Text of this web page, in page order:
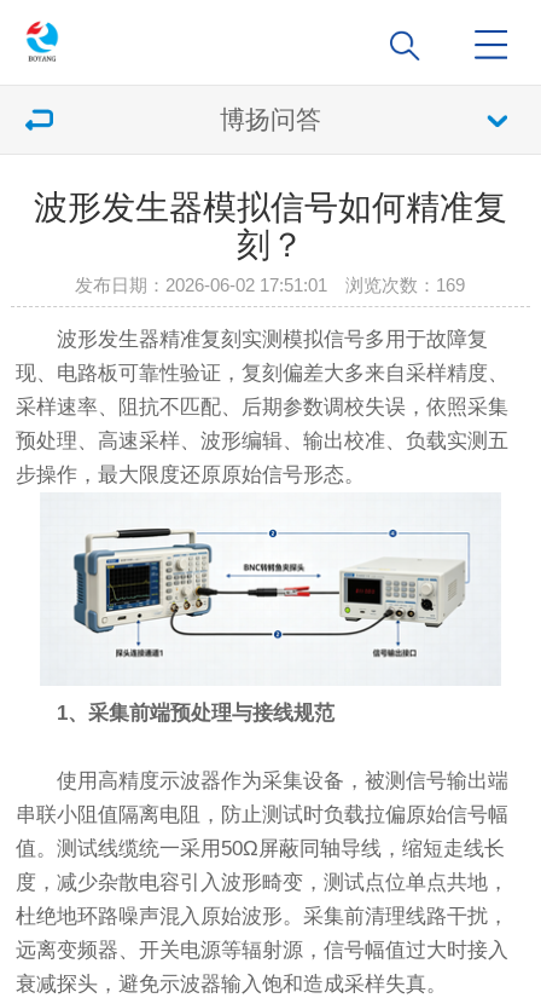
博扬问答
波形发生器模拟信号如何精准复
刻？
发布日期：2026-06-02 17:51:01 浏览次数： 169
波形发生器精准复刻实测模拟信号多用于故障复
现、电路板可靠性验证，复刻偏差大多来自采样精度、
采样速率、阻抗不匹配、后期参数调校失误，依照采集
预处理、高速采样、波形编辑、输出校准、负载实测五
步操作，最大限度还原原始信号形态。
1、采集前端预处理与接线规范
使用高精度示波器作为采集设备，被测信号输出端
串联小阻值隔离电阻，防止测试时负载拉偏原始信号幅
值。测试线缆统一采用50Ω屏蔽同轴导线，缩短走线长
度，减少杂散电容引入波形畸变，测试点位单点共地，
杜绝地环路噪声混入原始波形。采集前清理线路干扰，
远离变频器、开关电源等辐射源，信号幅值过大时接入
衰减探头，避免示波器输入饱和造成采样失真。